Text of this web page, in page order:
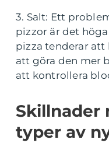
3. Salt: Ett
pizzor är det
pizza tenderar
att göra den mer
att kontrollera
Skillnader
typer av